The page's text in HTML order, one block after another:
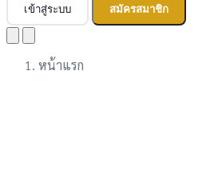
เข้าสู่ระบบ สมัครสมาชิก
หน้าแรก